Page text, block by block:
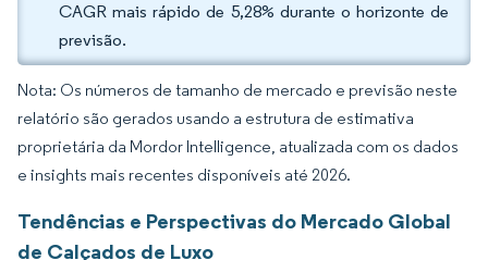
CAGR mais rápido de 5,28% durante o horizonte de
previsão.
Nota: Os números de tamanho de mercado e previsão neste
relatório são gerados usando a estrutura de estimativa
proprietária da Mordor Intelligence, atualizada com os dados
e insights mais recentes disponíveis até 2026.
Tendências e Perspectivas do Mercado Global
de Calçados de Luxo